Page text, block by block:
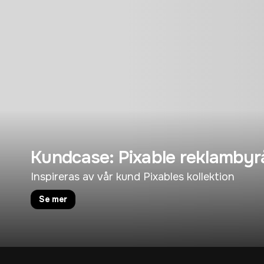
Kundcase: Pixable
Inspireras av vår kund Pixables kollektion
Se mer